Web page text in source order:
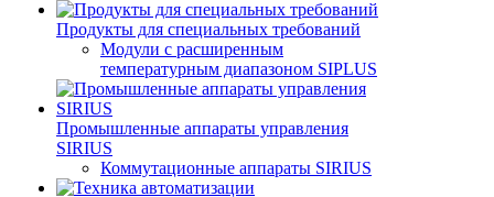
Продукты для специальных требований
Модули с расширенным
температурным диапазоном SIPLUS
Промышленные аппараты управления
SIRIUS
Коммутационные аппараты SIRIUS